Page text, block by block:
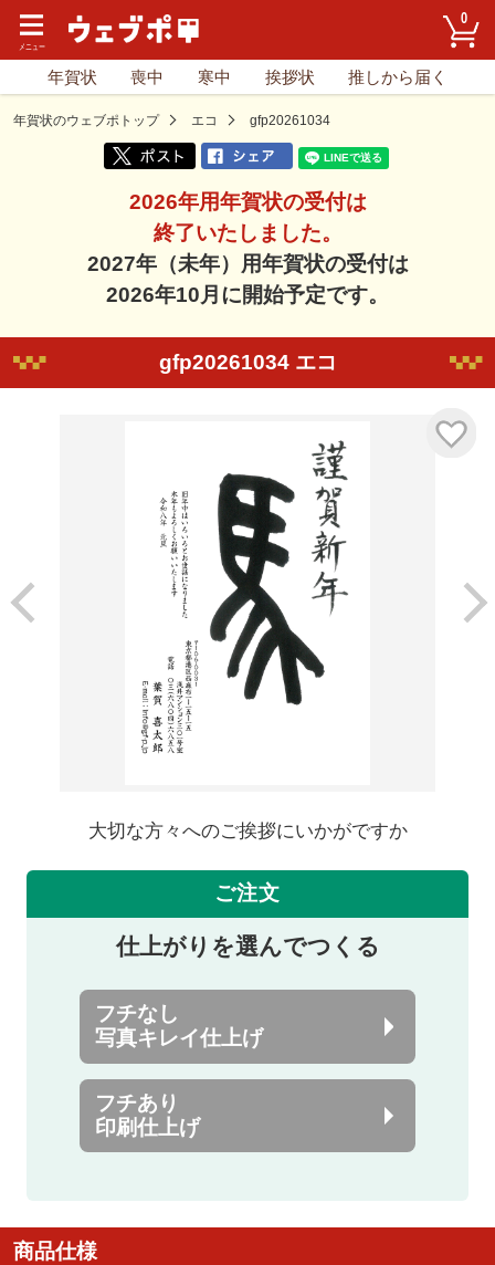
0
年賀状 喪中 寒中 挨拶状 推しから届く
年賀状のウェブポトップ エコ gfp20261034
2026年用年賀状の受付は
終了いたしました。
2027年（未年）用年賀状の受付は
2026年10月に開始予定です。
gfp20261034 エコ
大切な方々へのご挨拶にいかがですか
ご注文
仕上がりを選んでつくる
フチなし
写真キレイ仕上げ
フチあり
印刷仕上げ
商品仕様